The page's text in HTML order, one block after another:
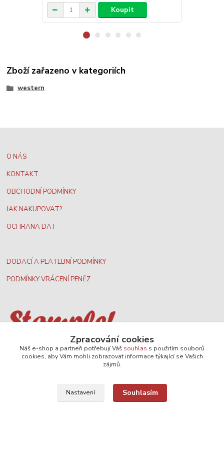
Koupit
Zboží zařazeno v kategoriích
western
O NÁS
KONTAKT
OBCHODNÍ PODMÍNKY
JAK NAKUPOVAT?
OCHRANA DAT
DODACÍ A PLATEBNÍ PODMÍNKY
PODMÍNKY VRÁCENÍ PENĚZ
Nejširší velkoobchodní nabídka dvd filmůZpracování cookies
Náš e-shop a partneři potřebují Váš souhlas s použitím souborů
cookies, aby Vám mohli zobrazovat informace týkající se Vašich
zájmů.
Nastavení Souhlasím